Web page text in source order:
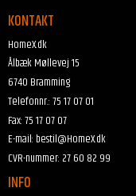
KONTAKT
HomeX.dk
Ålbæk Møllevej 15
6740 Bramming
Telefonnr.:75 17 07 01
Fax:75 17 07 07
E-mail: bestil@HomeX.dk
CVR-nummer: 27 60 82 99
INFO